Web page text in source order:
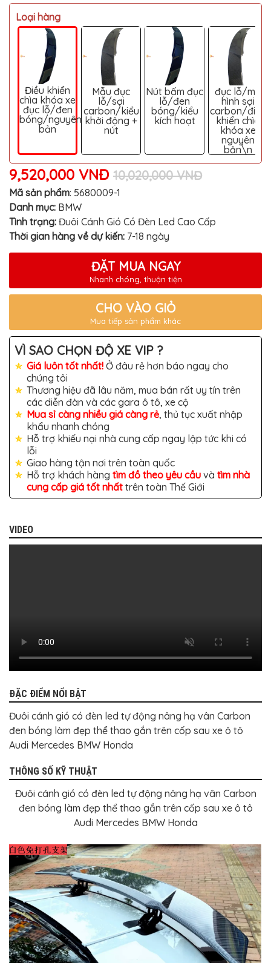
BMW
VOLVO
SUZUKI
PORSCHE
LEXUS
MG
MINI
COOPER
PEUGEOT
VINFAST
ĐỒ
ĐỒ
CHƠI
NHẤT
ĐỒ
CHƠI
XE
HƠI
CAO
CẤP
ĐỒ
CHƠI
XE
MÁY
DÁN
DECAL
TÔ
BỌC
GHẾ
ĐỒ
XE
ĐỒ
CÔNG
NGHỆ
KHÁC
Loại hàng
Điều khiển
chìa khóa xe
đục lỗ/đen
bóng/nguyên
bản
Mẫu đục
lỗ/sợi
carbon/kiểu
khởi động +
nút
Nút bấm đục
lỗ/đen
bóng/kiểu
kích hoạt
đục lỗ/mô
hình sợi
carbon/điều
khiển chìa
khóa xe
nguyên
bản\n
9,520,000 VNĐ 10,020,000 VNĐ
Mã sản phẩm: 5680009-1
Danh mục: BMW
Tình trạng: Đuôi Cánh Gió Có Đèn Led Cao Cấp
Thời gian hàng về dự kiến: 7-18 ngày
ĐẶT MUA NGAY
Nhanh chóng, thuận tiện
CHO VÀO GIỎ
Mua tiếp sản phẩm khác
VÌ SAO CHỌN ĐỘ XE VIP ?
Giá luôn tốt nhất! Ở đâu rẻ hơn báo ngay cho
chúng tôi
Thương hiệu đã lâu năm, mua bán rất uy tín trên
các diễn đàn và các gara ô tô, xe cộ
Mua sỉ càng nhiều giá càng rẻ, thủ tục xuất nhập
khẩu nhanh chóng
Hỗ trợ khiếu nại nhà cung cấp ngay lập tức khi có
lỗi
Giao hàng tận nơi trên toàn quốc
Hỗ trợ khách hàng tìm đồ theo yêu cầu và tìm nhà
cung cấp giá tốt nhất trên toàn Thế Giới
VIDEO
ĐẶC ĐIỂM NỔI BẬT
Đuôi cánh gió có đèn led tự động nâng hạ vân Carbon
đen bóng làm đẹp thể thao gắn trên cốp sau xe ô tô
Audi Mercedes BMW Honda
THÔNG SỐ KỸ THUẬT
Đuôi cánh gió có đèn led tự động nâng hạ vân Carbon
đen bóng làm đẹp thể thao gắn trên cốp sau xe ô tô
Audi Mercedes BMW Honda